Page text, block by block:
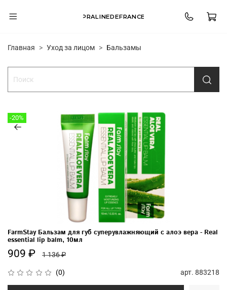
PRALINEDEFRANCE
Главная Уход за лицом Бальзамы
-20%
(0) арт. 883218
FarmStay Бальзам для губ суперувлажняющий с алоэ вера - Real
essential lip balm, 10мл
909 ₽ 1 136 ₽